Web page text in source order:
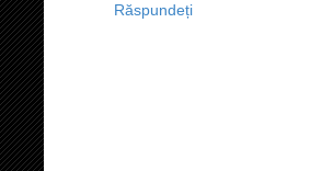
Răspundeți